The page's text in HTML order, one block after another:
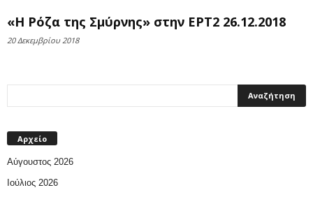
«Η Ρόζα της Σμύρνης» στην ΕΡΤ2 26.12.2018
20 Δεκεμβρίου 2018
Αρχείο
Αύγουστος 2026
Ιούλιος 2026